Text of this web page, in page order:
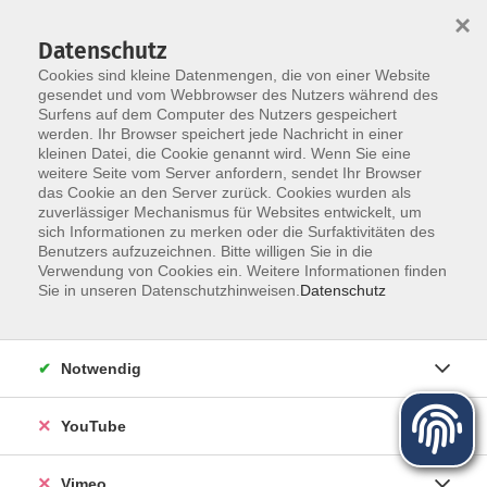
Zum Hauptinhalt springen
Der Kurs konnte nicht gefunden werden.
Über uns
Kursleiter
Partner und Referenzen
Datenschutz
Cookies sind kleine Datenmengen, die von einer Website
gesendet und vom Webbrowser des Nutzers während des
Surfens auf dem Computer des Nutzers gespeichert
werden. Ihr Browser speichert jede Nachricht in einer
kleinen Datei, die Cookie genannt wird. Wenn Sie eine
weitere Seite vom Server anfordern, sendet Ihr Browser
das Cookie an den Server zurück. Cookies wurden als
zuverlässiger Mechanismus für Websites entwickelt, um
sich Informationen zu merken oder die Surfaktivitäten des
Benutzers aufzuzeichnen. Bitte willigen Sie in die
Verwendung von Cookies ein. Weitere Informationen finden
Sie in unseren Datenschutzhinweisen. Datenschutz
×
Notwendig
YouTube